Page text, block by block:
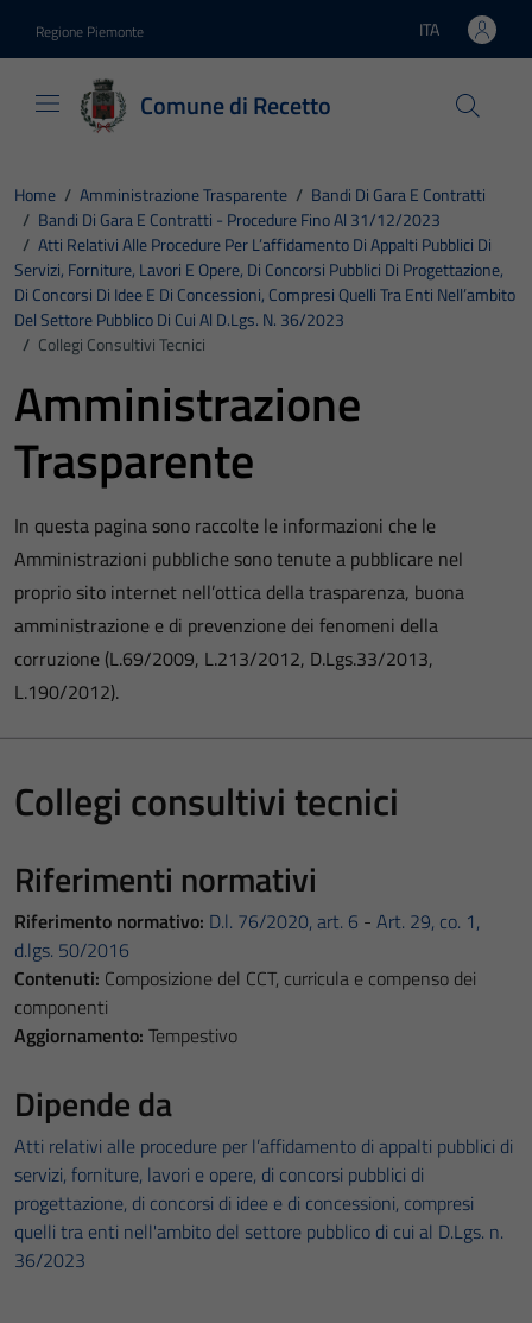
Regione Piemonte Lingua attiva:
ITA
Comune di Recetto
Home / Amministrazione Trasparente / Bandi Di Gara E Contratti
/ Bandi Di Gara E Contratti - Procedure Fino Al 31/12/2023
/ Atti Relativi Alle Procedure Per L’affidamento Di Appalti Pubblici Di
Servizi, Forniture, Lavori E Opere, Di Concorsi Pubblici Di Progettazione,
Di Concorsi Di Idee E Di Concessioni, Compresi Quelli Tra Enti Nell’ambito
Del Settore Pubblico Di Cui Al D.Lgs. N. 36/2023
/ Collegi Consultivi Tecnici
Amministrazione
Trasparente
In questa pagina sono raccolte le informazioni che le
Amministrazioni pubbliche sono tenute a pubblicare nel
proprio sito internet nell’ottica della trasparenza, buona
amministrazione e di prevenzione dei fenomeni della
corruzione (L.69/2009, L.213/2012, D.Lgs.33/2013,
L.190/2012).
Collegi consultivi tecnici
Riferimenti normativi
Riferimento normativo: D.l. 76/2020, art. 6 - Art. 29, co. 1,
d.lgs. 50/2016
Contenuti: Composizione del CCT, curricula e compenso dei
componenti
Aggiornamento: Tempestivo
Dipende da
Atti relativi alle procedure per l’affidamento di appalti pubblici di
servizi, forniture, lavori e opere, di concorsi pubblici di
progettazione, di concorsi di idee e di concessioni, compresi
quelli tra enti nell'ambito del settore pubblico di cui al D.Lgs. n.
36/2023